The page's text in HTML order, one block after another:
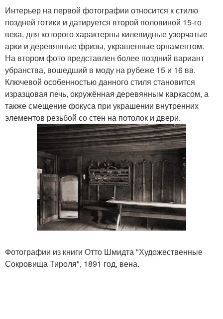
Интерьер на первой фотографии относится к стилю
поздней готики и датируется второй половиной 15-го
века, для которого характерны килевидные узорчатые
арки и деревянные фризы, украшенные орнаментом.
На втором фото представлен более поздний вариант
убранства, вошедший в моду на рубеже 15 и 16 вв.
Ключевой особенностью данного стиля становится
изразцовая печь, окружённая деревянным каркасом, а
также смещение фокуса при украшении внутренних
элементов резьбой со стен на потолок и двери.
Фотографии из книги Отто Шмидта "Художественные
Сокровища Тироля", 1891 год, вена.